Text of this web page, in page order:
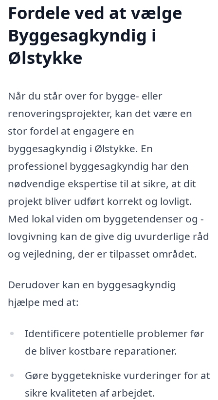
Fordele ved at vælge
Byggesagkyndig i
Ølstykke
Når du står over for bygge- eller
renoveringsprojekter, kan det være en
stor fordel at engagere en
byggesagkyndig i Ølstykke. En
professionel byggesagkyndig har den
nødvendige ekspertise til at sikre, at dit
projekt bliver udført korrekt og lovligt.
Med lokal viden om byggetendenser og -
lovgivning kan de give dig uvurderlige råd
og vejledning, der er tilpasset området.
Derudover kan en byggesagkyndig
hjælpe med at:
Identificere potentielle problemer før
de bliver kostbare reparationer.
Gøre byggetekniske vurderinger for at
sikre kvaliteten af arbejdet.